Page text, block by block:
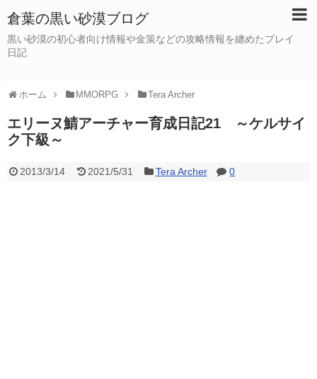
倉葉の黒い砂漠ブログ
黒い砂漠の初心者向け情報や金策などの攻略情報を纏めたプレイ
日記
ホーム MMORPG Tera Archer
エリーヌ鯖アーチャー育成日記21 ～ケルサイ
ク下級～
2013/3/14 2021/5/31 Tera Archer 0